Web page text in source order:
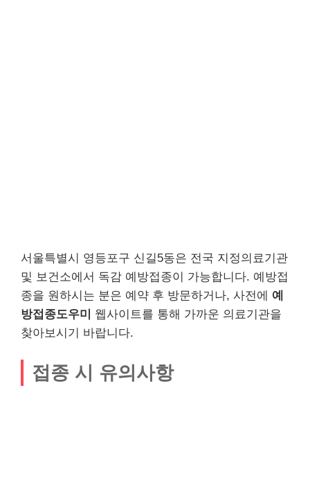
서울특별시 영등포구 신길5동은 전국 지정의료기관
및 보건소에서 독감 예방접종이 가능합니다. 예방접
종을 원하시는 분은 예약 후 방문하거나, 사전에 예
방접종도우미
웹사이트를 통해 가까운 의료기관을
찾아보시기 바랍니다.
접종 시 유의사항